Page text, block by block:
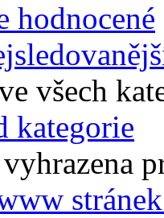
hodnocené
všech
kategorie